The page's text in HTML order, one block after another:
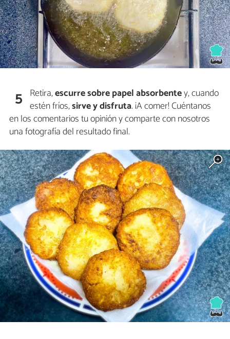
5 Retira,escurre sobre papel absorbentey, cuando
estén fríos,sirve y disfruta. ¡A comer! Cuéntanos
en los comentarios tu opinión y comparte con nosotros
una fotografía del resultado final.